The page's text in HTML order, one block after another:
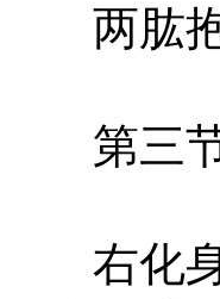
两肱抱
第三节
右化身